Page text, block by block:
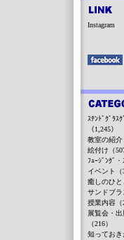
Instagram
ｽﾃﾝﾄﾞｸﾞﾗｽ
（1,245）
教室の紹介
絵付け（507
ﾌｭｰｼﾞﾝｸﾞ・
イベント（
癒しのひと
サンドブラ
授業内容（
展覧会・出
（216）
知っておき